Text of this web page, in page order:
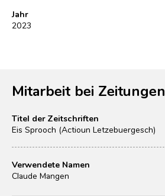
Jahr
2023
Mitarbeit bei Zeitungen
Titel der Zeitschriften
Eis Sprooch (Actioun Letzebuergesch)
Verwendete Namen
Claude Mangen